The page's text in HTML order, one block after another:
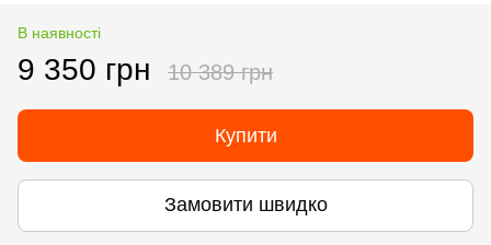
В наявності
9 350 грн 10 389 грн
Купити
Замовити швидко